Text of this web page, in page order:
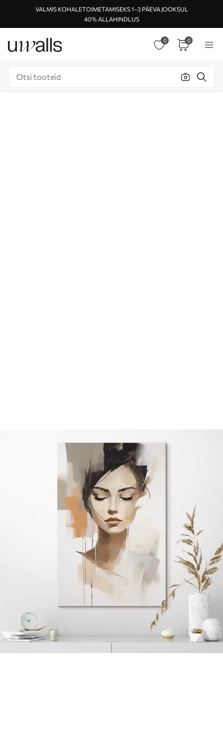
VALMIS KOHALETOIMETAMISEKS 1–3 PÄEVA JOOKSUL
40% ALLAHINDLUS
0 0